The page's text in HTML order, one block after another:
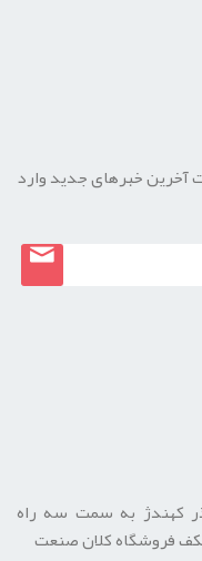
آخرین خبرهای جدید وارد
کهندژ به سمت سه راه
فروشگاه کلان صنعت